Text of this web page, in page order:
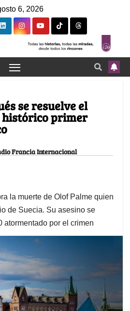
6, 2026
se resuelve el
histórico primer
Francia Internacional
la muerte de Olof Palme quien
de Suecia. Su asesino se
atormentado por el crimen